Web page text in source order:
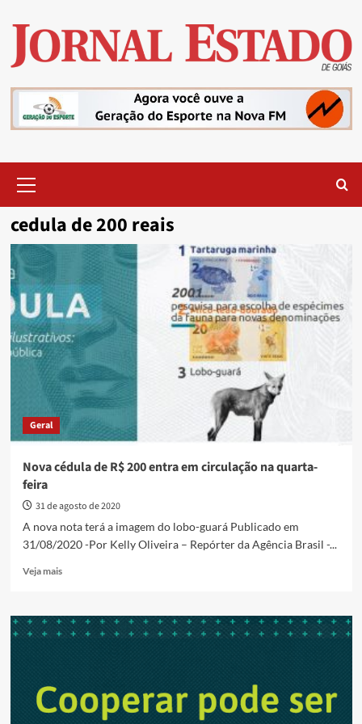
content
Menu
cedula de 200 reais
Geral
Nova cédula de R$ 200 entra em circulação na quarta-
feira
31 de agosto de 2020
A nova nota terá a imagem do lobo-guará Publicado em
31/08/2020 -Por Kelly Oliveira – Repórter da Agência Brasil -...
Veja maisRead
Nova
cédula
entra
em